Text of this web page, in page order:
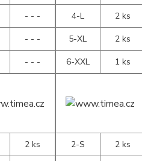
- - -
- - -
- - -
4-L
2 ks
5-XL
2 ks
6-XXL
1 ks
2 ks
2-S
2 ks